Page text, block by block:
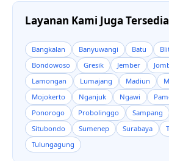
Layanan Kami Juga
Bangkalan Banyuwangi Batu
Bondowoso
Gresik Jember
Lamongan
Lumajang Madiun
Mojokerto
Nganjuk Ngawi
Ponorogo
Probolinggo Sampang
Situbondo
Sumenep Surabaya
Tulungagung